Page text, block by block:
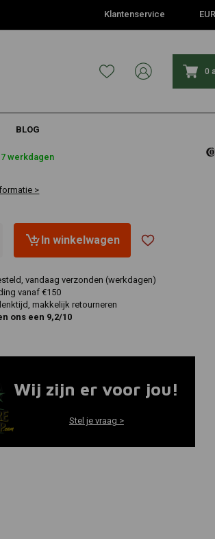
Klantenservice EUR
0
BLOG
werkdagen
>
In winkelwagen
vandaag verzonden (werkdagen)
vanaf €150
makkelijk retourneren
ons een 9,2/10
Wij zijn er voor jou!
Stel je vraag >